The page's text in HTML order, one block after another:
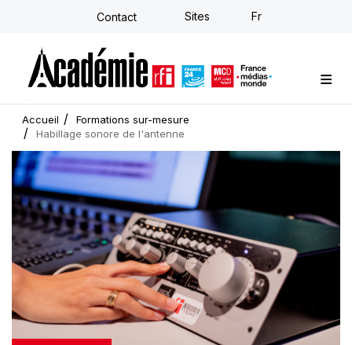
Aller
principal
Contact Sites Fr
Formations sur-mesure
Conseil stratégique
E-learning individuel
L'Académie
Actualités
Newsletter
Accueil
Formations sur-mesure
Habillage sonore de l'antenne
Image
d'illustration